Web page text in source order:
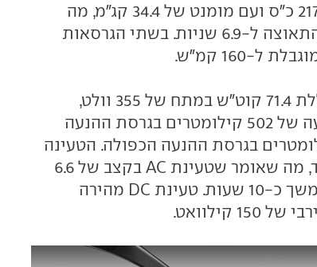
בהספק משולב של 217 כ"ס ועם מומנט של 34.4 קג"מ, מה
שיאפשר לקצר את התאוצה ל-6.9 שניות. בשתי הגרסאות
ל-160 קמ"ש.
לשתי הגרסאות סוללת 71.4 קוט"ש במתח של 355 וולט,
שמעניקה טווח נסיעה של 502 קילומטרים בגרסת ההנעה
או 459 קילומטרים בגרסת ההנעה הכפולה. הטעינה
היא חד-פאזית בלבד, מה שאומר שטעינת AC בקצב של 6.6
קילוואט עשויה להימשך כ-10 שעות. טעינת DC מהירה
קילוואט.